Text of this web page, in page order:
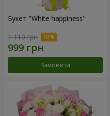
Букет "White happiness"
1 110 грн
Замовити